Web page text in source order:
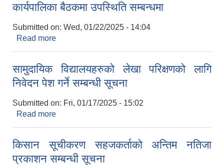
कार्यपालिका बैठकमा उपस्थिति सम्बन्धमा
Submitted on: Wed, 01/22/2025 - 14:04
Read more
सामुदायिक विद्यालयहरुको लेखा परिक्षणको लागि
निवेदन पेश गर्ने सम्बन्धी सूचना
Submitted on: Fri, 01/17/2025 - 15:02
Read more
किसान सूचीकरण सहजकर्ताको अन्तिम नतिजा
प्रकाशन सम्बन्धी सूचना